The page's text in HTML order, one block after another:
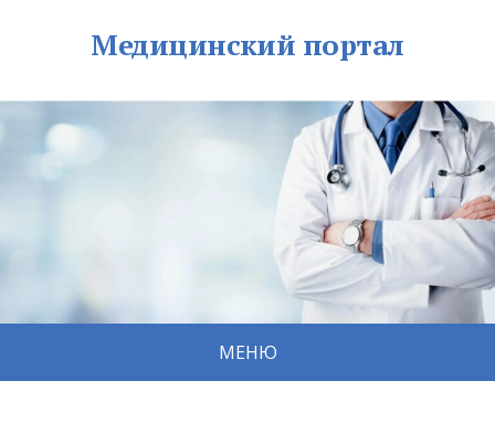
Медицинский портал
МЕНЮ